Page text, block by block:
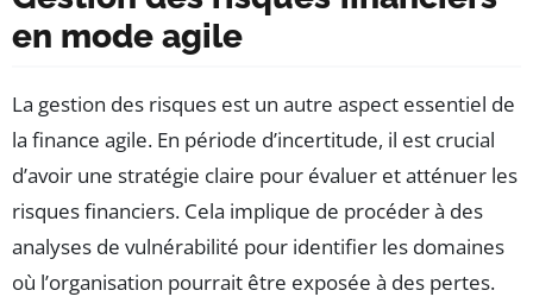
en mode agile
La gestion des risques est un autre aspect essentiel de
la finance agile. En période d’incertitude, il est crucial
d’avoir une stratégie claire pour évaluer et atténuer les
risques financiers. Cela implique de procéder à des
analyses de vulnérabilité pour identifier les domaines
où l’organisation pourrait être exposée à des pertes.